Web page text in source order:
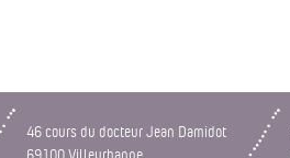
46 cours du docteur Jean Damidot